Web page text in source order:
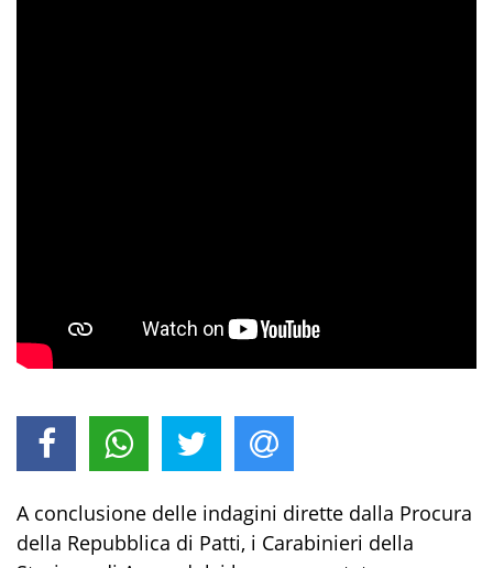
A conclusione delle indagini dirette dalla Procura
della Repubblica di Patti, i Carabinieri della